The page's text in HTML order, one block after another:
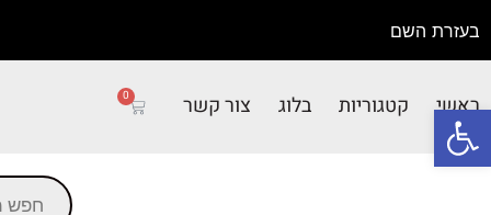
פתח סרגל נגישות
בעזרת השם
ראשי קטגוריות בלוג צור קשר 0